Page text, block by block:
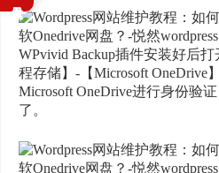
WPvivid Backup插件安装好后
程存储】-【Microsoft OneDrive
Microsoft OneDrive进行身份验
了。